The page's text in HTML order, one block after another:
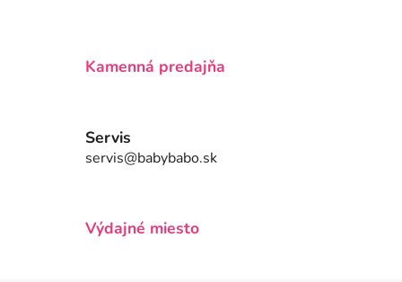
v
p
Kamenná predajňa
Servis
servis@babybabo.sk
Výdajné miesto